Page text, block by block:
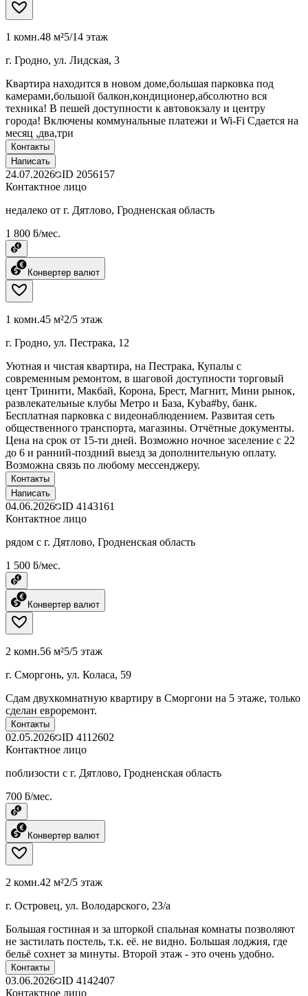
1 комн.48 м²5/14 этаж
г. Гродно, ул. Лидская, 3
Квартира находится в новом доме,большая парковка под
камерами,большой балкон,кондиционер,абсолютно вся
техника! В пешей доступности к автовокзалу и центру
города! Включены коммунальные платежи и Wi-Fi Сдается на
месяц ,два,три
Контакты
Написать
24.07.2026 ID 2056157
Контактное лицо
недалеко от г. Дятлово, Гродненская область
1 800 ƃ/мес.
Конвертер валют
1 комн.45 м²2/5 этаж
г. Гродно, ул. Пестрака, 12
Уютная и чистая квартира, на Пестрака, Купалы с
современным ремонтом, в шаговой доступности торговый
цент Тринити, Макбай, Корона, Брест, Магнит, Мини рынок,
развлекательные клубы Метро и База, Kyba#by, банк.
Бесплатная парковка с видеонаблюдением. Развитая сеть
общественного транспорта, магазины. Отчётные документы.
Цена на срок от 15-ти дней. Возможно ночное заселение с 22
до 6 и ранний-поздний выезд за дополнительную оплату.
Возможна связь по любому мессенджеру.
Контакты
Написать
04.06.2026 ID 4143161
Контактное лицо
рядом с г. Дятлово, Гродненская область
1 500 ƃ/мес.
Конвертер валют
2 комн.56 м²5/5 этаж
г. Сморгонь, ул. Коласа, 59
Сдам двухкомнатную квартиру в Сморгони на 5 этаже, только
сделан евроремонт.
Контакты
02.05.2026 ID 4112602
Контактное лицо
поблизости с г. Дятлово, Гродненская область
700 ƃ/мес.
Конвертер валют
2 комн.42 м²2/5 этаж
г. Островец, ул. Володарского, 23/а
Большая гостиная и за шторкой спальная комнаты позволяют
не застилать постель, т.к. её. не видно. Большая лоджия, где
бельё сохнет за минуты. Второй этаж - это очень удобно.
Контакты
03.06.2026 ID 4142407
Контактное лицо